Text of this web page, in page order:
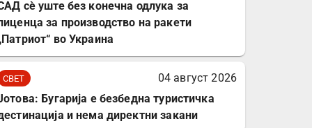
сè уште без конечна одлука за
за производство на ракети
во Украина
СВЕТ
04 август 2026
Бугарија е безбедна туристичка
и нема директни закани